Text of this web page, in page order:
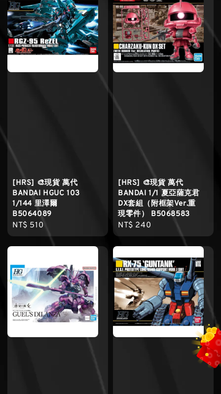
[HRS] 🎨現貨 萬代
BANDAI HGUC 103
1/144 里澤爾
B5064089
Regular
price
NT$ 510
[HRS] 🎨現貨 萬代
BANDAI 1/1 夏亞薩克君
DX套組（附框架Ver.重
現零件） B5068583
Regular
price
NT$ 240